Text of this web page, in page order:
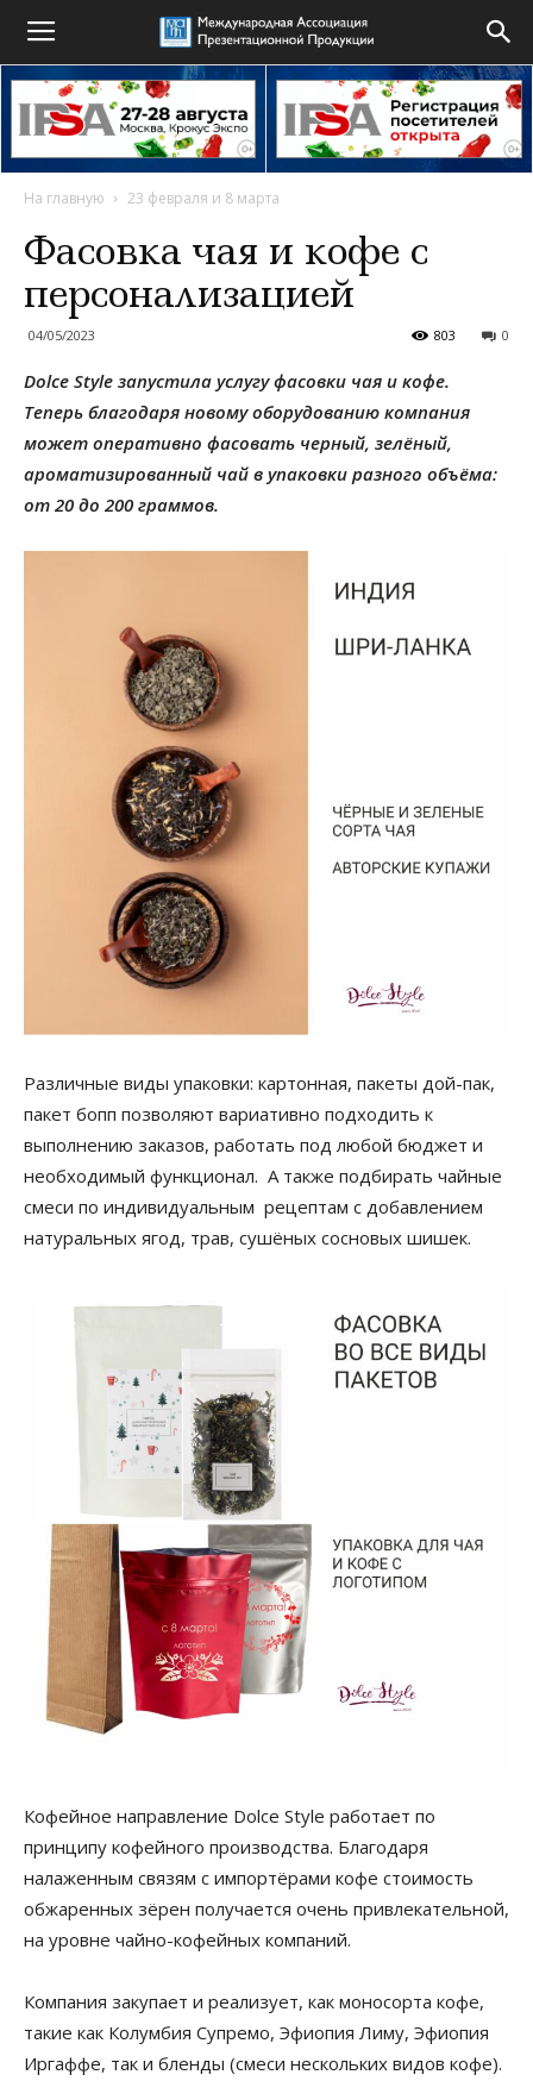
На главную 23 февраля и 8 марта
Фасовка чая и кофе с
персонализацией
04/05/2023 0
803
Dolce Style запустила услугу фасовки чая и кофе.
Теперь благодаря новому оборудованию компания
может оперативно фасовать черный, зелёный,
ароматизированный чай в упаковки разного объёма:
от 20 до 200 граммов.
Различные виды упаковки: картонная, пакеты дой-пак,
пакет бопп позволяют вариативно подходить к
выполнению заказов, работать под любой бюджет и
необходимый функционал. А также подбирать чайные
смеси по индивидуальным рецептам с добавлением
натуральных ягод, трав, сушёных сосновых шишек.
Кофейное направление Dolce Style работает по
принципу кофейного производства. Благодаря
налаженным связям с импортёрами кофе стоимость
обжаренных зёрен получается очень привлекательной,
на уровне чайно-кофейных компаний.
Компания закупает и реализует, как моносорта кофе,
такие как Колумбия Супремо, Эфиопия Лиму, Эфиопия
Иргаффе, так и бленды (смеси нескольких видов кофе).